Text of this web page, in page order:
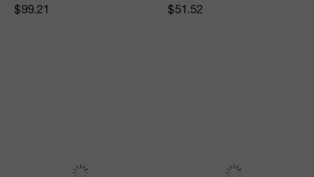
$99.21 $51.52